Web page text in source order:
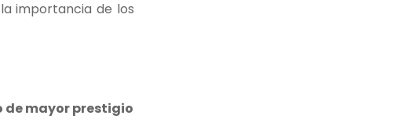
importancia de los
de mayor prestigio